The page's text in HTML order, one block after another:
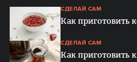
СДЕЛАЙ САМ
Как приготовить
СДЕЛАЙ САМ
Как приготовить